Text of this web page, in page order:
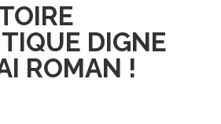
DIGNE
ROMAN !